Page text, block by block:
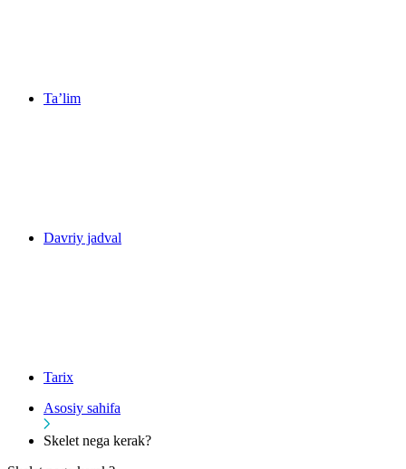
Ta’lim
Davriy jadval
Tarix
Asosiy sahifa
Skelet nega kerak?